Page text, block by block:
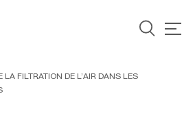
LA FILTRATION DE L’AIR DANS LES